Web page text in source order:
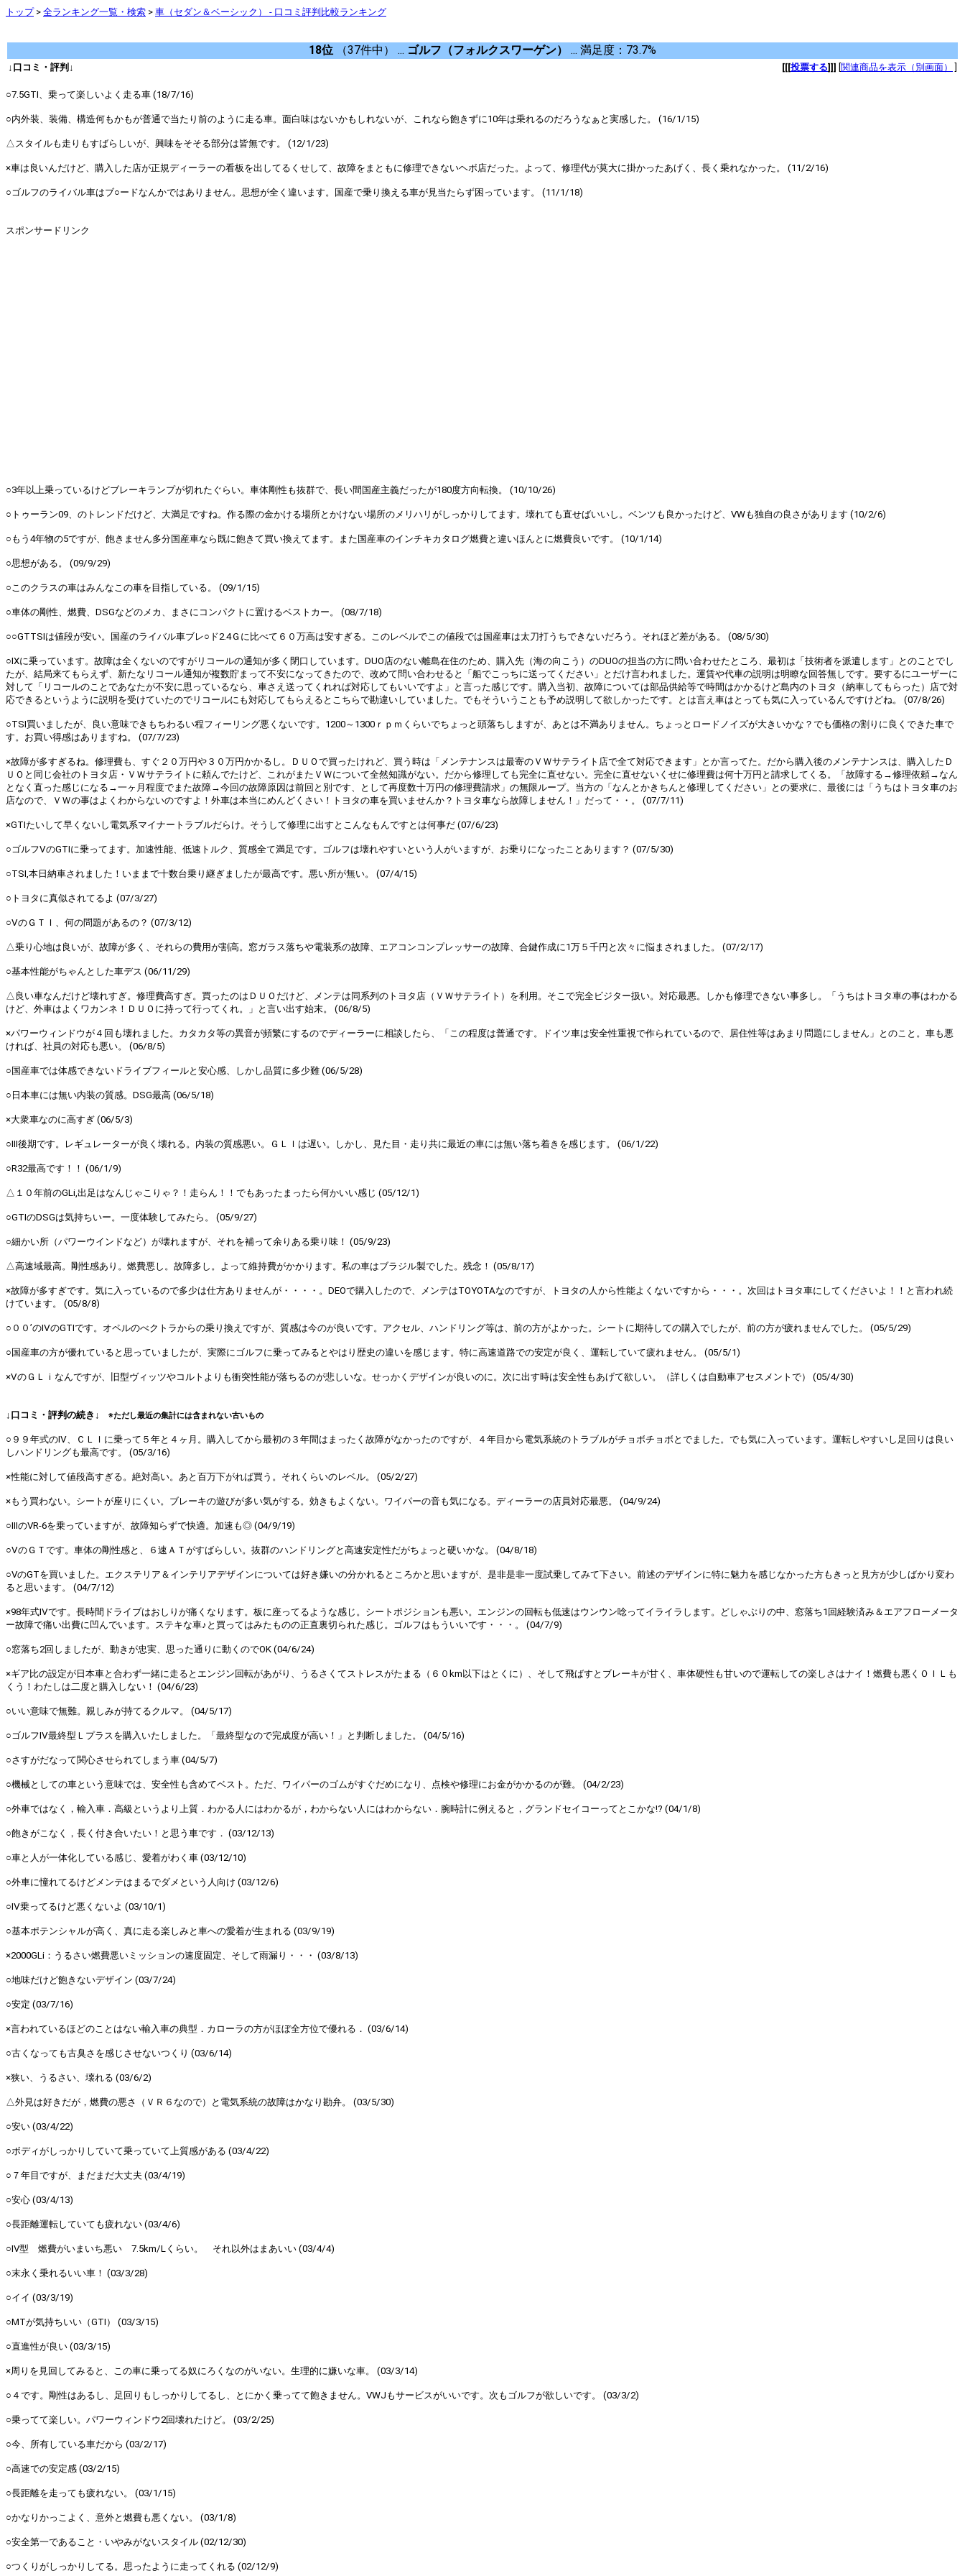
トップ> 全ランキング一覧・検索 > 車（セダン＆ベーシック） - 口コミ評判比較ランキング
18位 （37件中） ... ゴルフ（フォルクスワーゲン） ... 満足度：73.7%
↓口コミ・評判↓ [[[投票する]]] 関連商品を表示（別画面）
○7.5GTI、乗って楽しいよく走る車 (18/7/16)
○内外装、装備、構造何もかもが普通で当たり前のように走る車。面白味はないかもしれないが、これなら飽きずに10年は乗れるのだろうなぁと実感した。 (16/1/15)
△スタイルも走りもすばらしいが、興味をそそる部分は皆無です。 (12/1/23)
×車は良いんだけど、購入した店が正規ディーラーの看板を出してるくせして、故障をまともに修理できないヘボ店だった。よって、修理代が莫大に掛かったあげく、長く乗れなかった。 (11/2/16)
○ゴルフのライバル車はブ○ードなんかではありません。思想が全く違います。国産で乗り換える車が見当たらず困っています。 (11/1/18)
スポンサードリンク
○3年以上乗っているけどブレーキランプが切れたぐらい。車体剛性も抜群で、長い間国産主義だったが180度方向転換。 (10/10/26)
○トゥーラン09、のトレンドだけど、大満足ですね。作る際の金かける場所とかけない場所のメリハリがしっかりしてます。壊れても直せばいいし。ベンツも良かったけど、VWも独自の良さがあります (10/2/6)
○もう4年物の5ですが、飽きません多分国産車なら既に飽きて買い換えてます。また国産車のインチキカタログ燃費と違いほんとに燃費良いです。 (10/1/14)
○思想がある。 (09/9/29)
○このクラスの車はみんなこの車を目指している。 (09/1/15)
○車体の剛性、燃費、DSGなどのメカ、まさにコンパクトに置けるベストカー。 (08/7/18)
○○GTTSIは値段が安い。国産のライバル車ブレ○ド2.4Ｇに比べて６０万高は安すぎる。このレベルでこの値段では国産車は太刀打うちできないだろう。それほど差がある。 (08/5/30)
○IXに乗っています。故障は全くないのですがリコールの通知が多く閉口しています。DUO店のない離島在住のため、購入先（海の向こう）のDUOの担当の方に問い合わせたところ、最初は「技術者を派遣します」とのことでし
たが、結局来てもらえず、新たなリコール通知が複数貯まって不安になってきたので、改めて問い合わせると「船でこっちに送ってください」とだけ言われました。運賃や代車の説明は明瞭な回答無しです。要するにユーザーに
対して「リコールのことであなたが不安に思っているなら、車さえ送ってくれれば対応してもいいですよ」と言った感じです。購入当初、故障については部品供給等で時間はかかるけど島内のトヨタ（納車してもらった）店で対
応できるというように説明を受けていたのでリコールにも対応してもらえるとこちらで勘違いしていました。でもそういうことも予め説明して欲しかったです。とは言え車はとっても気に入っているんですけどね。 (07/8/26)
○TSI買いましたが、良い意味できもちわるい程フィーリング悪くないです。1200～1300ｒｐｍくらいでちょっと頭落ちしますが、あとは不満ありません。ちょっとロードノイズが大きいかな？でも価格の割りに良くできた車で
す。お買い得感はありますね。 (07/7/23)
×故障が多すぎるね。修理費も、すぐ２０万円や３０万円かかるし。ＤＵＯで買ったけれど、買う時は「メンテナンスは最寄のＶＷサテライト店で全て対応できます」とか言ってた。だから購入後のメンテナンスは、購入したＤ
ＵＯと同じ会社のトヨタ店・ＶＷサテライトに頼んでたけど、これがまたＶＷについて全然知識がない。だから修理しても完全に直せない。完全に直せないくせに修理費は何十万円と請求してくる。「故障する→修理依頼→なん
となく直った感じになる→一ヶ月程度でまた故障→今回の故障原因は前回と別です、として再度数十万円の修理費請求」の無限ループ。当方の「なんとかきちんと修理してください」との要求に、最後には「うちはトヨタ車のお
店なので、ＶＷの事はよくわからないのですよ！外車は本当にめんどくさい！トヨタの車を買いませんか？トヨタ車なら故障しません！」だって・・。 (07/7/11)
×GTIたいして早くないし電気系マイナートラブルだらけ。そうして修理に出すとこんなもんですとは何事だ (07/6/23)
○ゴルフⅤのGTIに乗ってます。加速性能、低速トルク、質感全て満足です。ゴルフは壊れやすいという人がいますが、お乗りになったことあります？ (07/5/30)
○TSI,本日納車されました！いままで十数台乗り継ぎましたが最高です。悪い所が無い。 (07/4/15)
○トヨタに真似されてるよ (07/3/27)
○ⅤのＧＴＩ、何の問題があるの？ (07/3/12)
△乗り心地は良いが、故障が多く、それらの費用が割高。窓ガラス落ちや電装系の故障、エアコンコンプレッサーの故障、合鍵作成に1万５千円と次々に悩まされました。 (07/2/17)
○基本性能がちゃんとした車デス (06/11/29)
△良い車なんだけど壊れすぎ。修理費高すぎ。買ったのはＤＵＯだけど、メンテは同系列のトヨタ店（ＶＷサテライト）を利用。そこで完全ビジター扱い。対応最悪。しかも修理できない事多し。「うちはトヨタ車の事はわかる
けど、外車はよくワカンネ！ＤＵＯに持って行ってくれ。」と言い出す始末。 (06/8/5)
×パワーウィンドウが４回も壊れました。カタカタ等の異音が頻繁にするのでディーラーに相談したら、「この程度は普通です。ドイツ車は安全性重視で作られているので、居住性等はあまり問題にしません」とのこと。車も悪
ければ、社員の対応も悪い。 (06/8/5)
○国産車では体感できないドライブフィールと安心感、しかし品質に多少難 (06/5/28)
○日本車には無い内装の質感。DSG最高 (06/5/18)
×大衆車なのに高すぎ (06/5/3)
○Ⅲ後期です。レギュレーターが良く壊れる。内装の質感悪い。ＧＬＩは遅い。しかし、見た目・走り共に最近の車には無い落ち着きを感じます。 (06/1/22)
○R32最高です！！ (06/1/9)
△１０年前のGLi,出足はなんじゃこりゃ？！走らん！！でもあったまったら何かいい感じ (05/12/1)
○GTIのDSGは気持ちいー。一度体験してみたら。 (05/9/27)
○細かい所（パワーウインドなど）が壊れますが、それを補って余りある乗り味！ (05/9/23)
△高速域最高。剛性感あり。燃費悪し。故障多し。よって維持費がかかります。私の車はブラジル製でした。残念！ (05/8/17)
×故障が多すぎです。気に入っているので多少は仕方ありませんが・・・・。DEOで購入したので、メンテはTOYOTAなのですが、トヨタの人から性能よくないですから・・・。次回はトヨタ車にしてくださいよ！！と言われ続
けています。 (05/8/8)
○００’のⅣのGTIです。オペルのべクトラからの乗り換えですが、質感は今のが良いです。アクセル、ハンドリング等は、前の方がよかった。シートに期待しての購入でしたが、前の方が疲れませんでした。 (05/5/29)
○国産車の方が優れていると思っていましたが、実際にゴルフに乗ってみるとやはり歴史の違いを感じます。特に高速道路での安定が良く、運転していて疲れません。 (05/5/1)
×ⅤのＧＬｉなんですが、旧型ヴィッツやコルトよりも衝突性能が落ちるのが悲しいな。せっかくデザインが良いのに。次に出す時は安全性もあげて欲しい。（詳しくは自動車アセスメントで） (05/4/30)
↓口コミ・評判の続き↓ ※ただし最近の集計には含まれない古いもの
○９９年式のⅣ、ＣＬＩに乗って５年と４ヶ月。購入してから最初の３年間はまったく故障がなかったのですが、４年目から電気系統のトラブルがチョボチョボとでました。でも気に入っています。運転しやすいし足回りは良い
しハンドリングも最高です。 (05/3/16)
×性能に対して値段高すぎる。絶対高い。あと百万下がれば買う。それくらいのレベル。 (05/2/27)
×もう買わない。シートが座りにくい。ブレーキの遊びが多い気がする。効きもよくない。ワイパーの音も気になる。ディーラーの店員対応最悪。 (04/9/24)
○ⅢのVR-6を乗っていますが、故障知らずで快適。加速も◎ (04/9/19)
○ⅤのＧＴです。車体の剛性感と、６速ＡＴがすばらしい。抜群のハンドリングと高速安定性だがちょっと硬いかな。 (04/8/18)
○VのGTを買いました。エクステリア＆インテリアデザインについては好き嫌いの分かれるところかと思いますが、是非是非一度試乗してみて下さい。前述のデザインに特に魅力を感じなかった方もきっと見方が少しばかり変わ
ると思います。 (04/7/12)
×98年式Ⅳです。長時間ドライブはおしりが痛くなります。板に座ってるような感じ。シートポジションも悪い。エンジンの回転も低速はウンウン唸ってイライラします。どしゃぶりの中、窓落ち1回経験済み＆エアフローメータ
ー故障で痛い出費に凹んでいます。ステキな車♪と買ってはみたものの正直裏切られた感じ。ゴルフはもういいです・・・。 (04/7/9)
○窓落ち2回しましたが、動きが忠実、思った通りに動くのでOK (04/6/24)
×ギア比の設定が日本車と合わず一緒に走るとエンジン回転があがり、うるさくてストレスがたまる（６０km以下はとくに）、そして飛ばすとブレーキが甘く、車体硬性も甘いので運転しての楽しさはナイ！燃費も悪くＯＩＬも
くう！わたしは二度と購入しない！ (04/6/23)
○いい意味で無難。親しみが持てるクルマ。 (04/5/17)
○ゴルフⅣ最終型Ｌプラスを購入いたしました。「最終型なので完成度が高い！」と判断しました。 (04/5/16)
○さすがだなって関心させられてしまう車 (04/5/7)
○機械としての車という意味では、安全性も含めてベスト。ただ、ワイパーのゴムがすぐだめになり、点検や修理にお金がかかるのが難。 (04/2/23)
○外車ではなく，輸入車．高級というより上質．わかる人にはわかるが，わからない人にはわからない．腕時計に例えると，グランドセイコーってとこかな!? (04/1/8)
○飽きがこなく，長く付き合いたい！と思う車です． (03/12/13)
○車と人が一体化している感じ、愛着がわく車 (03/12/10)
○外車に憧れてるけどメンテはまるでダメという人向け (03/12/6)
○Ⅳ乗ってるけど悪くないよ (03/10/1)
○基本ポテンシャルが高く、真に走る楽しみと車への愛着が生まれる (03/9/19)
×2000GLi：うるさい燃費悪いミッションの速度固定、そして雨漏り・・・ (03/8/13)
○地味だけど飽きないデザイン (03/7/24)
○安定 (03/7/16)
×言われているほどのことはない輸入車の典型．カローラの方がほぼ全方位で優れる． (03/6/14)
○古くなっても古臭さを感じさせないつくり (03/6/14)
×狭い、うるさい、壊れる (03/6/2)
△外見は好きだが，燃費の悪さ（ＶＲ６なので）と電気系統の故障はかなり勘弁。 (03/5/30)
○安い (03/4/22)
○ボディがしっかりしていて乗っていて上質感がある (03/4/22)
○７年目ですが、まだまだ大丈夫 (03/4/19)
○安心 (03/4/13)
○長距離運転していても疲れない (03/4/6)
○IV型 燃費がいまいち悪い 7.5km/Lくらい。 それ以外はまあいい (03/4/4)
○末永く乗れるいい車！ (03/3/28)
○イイ (03/3/19)
○MTが気持ちいい（GTI） (03/3/15)
○直進性が良い (03/3/15)
×周りを見回してみると、この車に乗ってる奴にろくなのがいない。生理的に嫌いな車。 (03/3/14)
○４です。剛性はあるし、足回りもしっかりしてるし、とにかく乗ってて飽きません。VWJもサービスがいいです。次もゴルフが欲しいです。 (03/3/2)
○乗ってて楽しい。パワーウィンドウ2回壊れたけど。 (03/2/25)
○今、所有している車だから (03/2/17)
○高速での安定感 (03/2/15)
○長距離を走っても疲れない。 (03/1/15)
○かなりかっこよく、意外と燃費も悪くない。 (03/1/8)
○安全第一であること・いやみがないスタイル (02/12/30)
○つくりがしっかりしてる。思ったように走ってくれる (02/12/9)